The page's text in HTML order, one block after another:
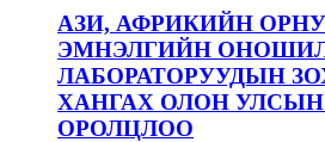
АЗИ, АФРИКИЙН
ЭМНЭЛГИЙН
ЛАБОРАТОРУУДЫН
ХАНГАХ ОЛОН УЛСЫН
ОРОЛЦЛОО